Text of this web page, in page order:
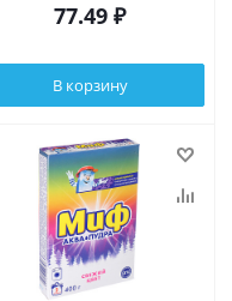
77.49 ₽
В корзину